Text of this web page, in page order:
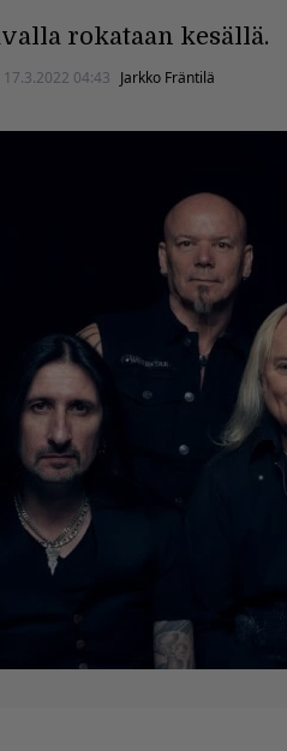
rokataan kesällä.
17.3.2022 04:43 Jarkko Fräntilä